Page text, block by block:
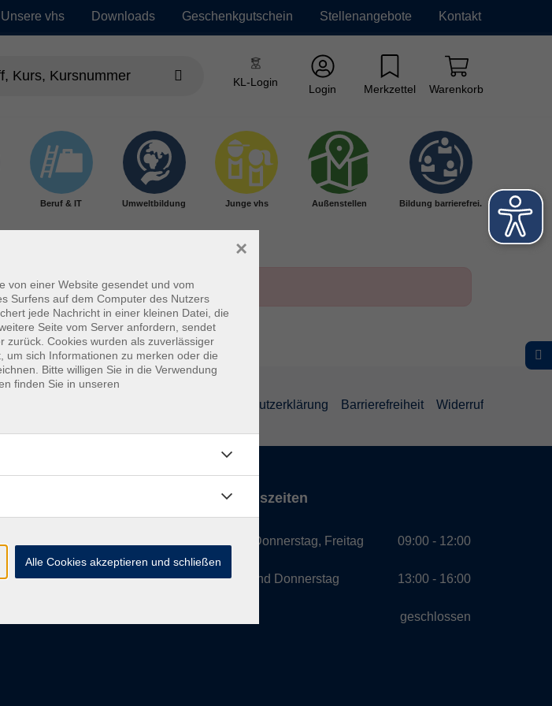
Unsere vhs Downloads Geschenkgutschein Stellenangebote Kontakt
KL-Login
Login Merkzettel Warenkorb
Beruf & IT Umweltbildung Junge vhs Außenstellen Bildung barrierefrei.
Datenschutzerklärung Barrierefreiheit Widerruf
Öffnungszeiten
Montag, Donnerstag, Freitag
Montag und Donnerstag
09:00 - 12:00
13:00 - 16:00
geschlossen
von einer Website gesendet und vom
Surfens auf dem Computer des Nutzers
jede Nachricht in einer kleinen Datei, die
Seite vom Server anfordern, sendet
zurück. Cookies wurden als zuverlässiger
um sich Informationen zu merken oder die
Bitte willigen Sie in die Verwendung
finden Sie in unseren
×
Alle Cookies akzeptieren und schließen